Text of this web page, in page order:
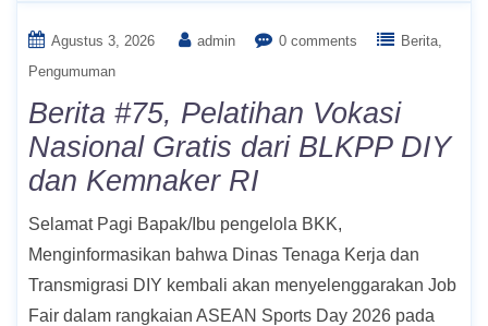
Agustus 3, 2026 admin 0 comments
Berita
Pengumuman
Berita #75, Pelatihan Vokasi
Nasional Gratis dari BLKPP DIY
dan Kemnaker RI
Selamat Pagi Bapak/Ibu pengelola BKK,
Menginformasikan bahwa Dinas Tenaga Kerja dan
Transmigrasi DIY kembali akan menyelenggarakan Job
Fair dalam rangkaian ASEAN Sports Day 2026 pada